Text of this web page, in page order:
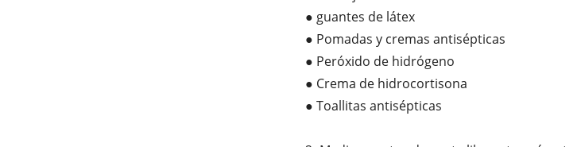
● guantes de látex
● Pomadas y cremas antisépticas
● Peróxido de hidrógeno
● Crema de hidrocortisona
● Toallitas antisépticas